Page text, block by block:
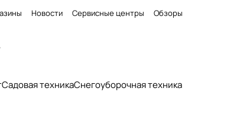
Новости Сервисные центры Обзоры
Садовая техникаСнегоуборочная техника